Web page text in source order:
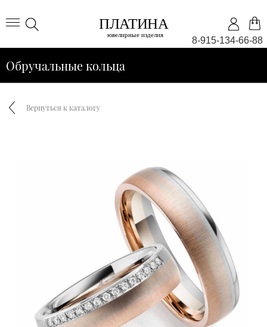
8-915-134-66-88
Обручальные кольца
Вернуться к каталогу